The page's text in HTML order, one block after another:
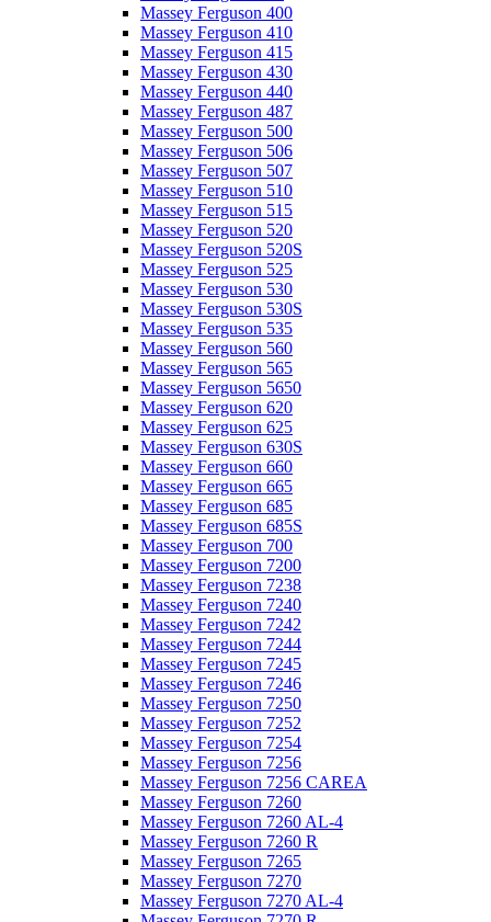
Massey Ferguson 400
Massey Ferguson 410
Massey Ferguson 415
Massey Ferguson 430
Massey Ferguson 440
Massey Ferguson 487
Massey Ferguson 500
Massey Ferguson 506
Massey Ferguson 507
Massey Ferguson 510
Massey Ferguson 515
Massey Ferguson 520
Massey Ferguson 520S
Massey Ferguson 525
Massey Ferguson 530
Massey Ferguson 530S
Massey Ferguson 535
Massey Ferguson 560
Massey Ferguson 565
Massey Ferguson 5650
Massey Ferguson 620
Massey Ferguson 625
Massey Ferguson 630S
Massey Ferguson 660
Massey Ferguson 665
Massey Ferguson 685
Massey Ferguson 685S
Massey Ferguson 700
Massey Ferguson 7200
Massey Ferguson 7238
Massey Ferguson 7240
Massey Ferguson 7242
Massey Ferguson 7244
Massey Ferguson 7245
Massey Ferguson 7246
Massey Ferguson 7250
Massey Ferguson 7252
Massey Ferguson 7254
Massey Ferguson 7256
Massey Ferguson 7256 CAREA
Massey Ferguson 7260
Massey Ferguson 7260 AL-4
Massey Ferguson 7260 R
Massey Ferguson 7265
Massey Ferguson 7270
Massey Ferguson 7270 AL-4